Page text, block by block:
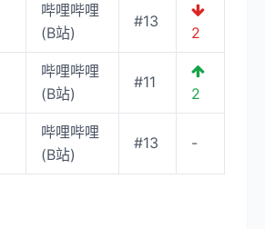
哔哩哔哩
(B站)
#13
2
哔哩哔哩
(B站)
#11
2
哔哩哔哩
(B站)
#13 -